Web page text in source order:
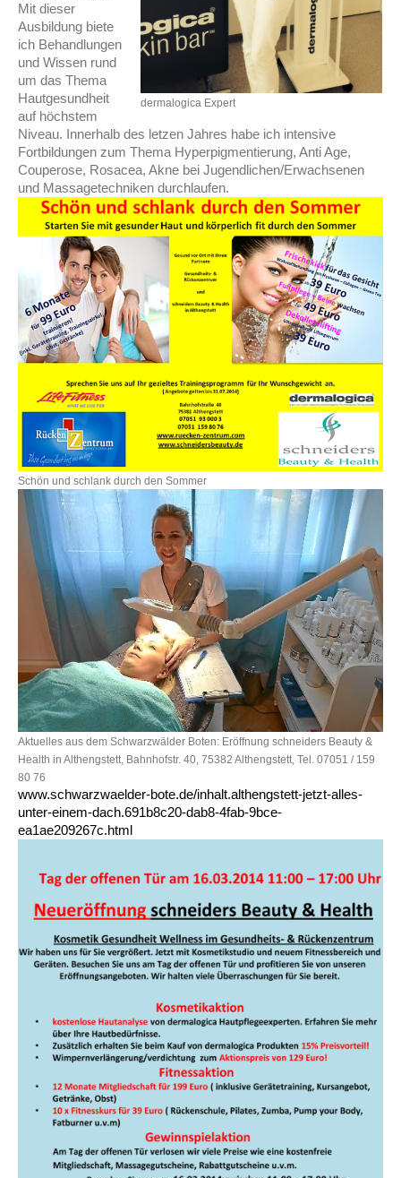
dermalogica Expert
Mit dieser
Ausbildung biete
ich Behandlungen
und Wissen rund
um das Thema
Hautgesundheit
auf höchstem
Niveau. Innerhalb des letzen Jahres habe ich intensive
Fortbildungen zum Thema Hyperpigmentierung, Anti Age,
Couperose, Rosacea, Akne bei Jugendlichen/Erwachsenen
und Massagetechniken durchlaufen.
Schön und schlank durch den Sommer
Aktuelles aus dem Schwarzwälder Boten: Eröffnung schneiders Beauty &
Health in Althengstett, Bahnhofstr. 40, 75382 Althengstett, Tel. 07051 / 159
80 76
www.schwarzwaelder-bote.de/inhalt.althengstett-jetzt-alles-
unter-einem-dach.691b8c20-dab8-4fab-9bce-
ea1ae209267c.html